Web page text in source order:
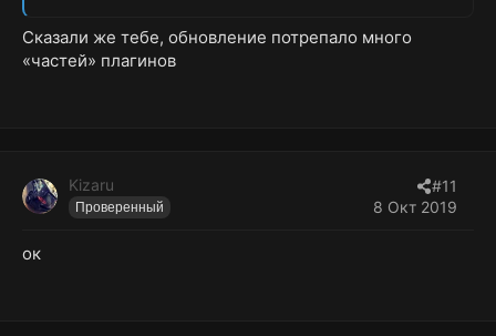
Сказали же тебе, обновление потрепало много
«частей» плагинов
Kizaru
Проверенный 8 Окт 2019
#11
ок